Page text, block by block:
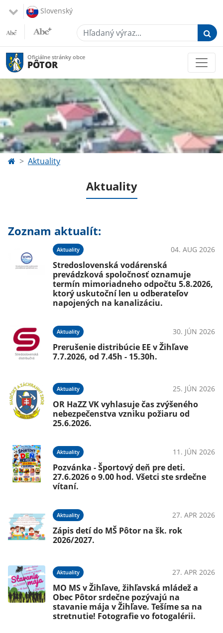
Slovenský
Hľadaný výraz...
Oficiálne stránky obce
PÔTOR
Aktuality
Aktuality
Zoznam aktualít:
Aktuality 04. AUG 2026
Stredoslovenská vodárenská
prevádzková spoločnosť oznamuje
termín mimoriadneho odpočtu 5.8.2026,
ktorý uskutoční len u odberateľov
napojených na kanalizáciu.
Aktuality 30. JÚN 2026
Prerušenie distribúcie EE v Žihľave
7.7.2026, od 7.45h - 15.30h.
Aktuality 25. JÚN 2026
OR HaZZ VK vyhlasuje čas zvýšeného
nebezpečenstva vzniku požiaru od
25.6.2026.
Aktuality 11. JÚN 2026
Pozvánka - Športový deň pre deti.
27.6.2026 o 9.00 hod. Všetci ste srdečne
vítaní.
Aktuality 27. APR 2026
Zápis detí do MŠ Pôtor na šk. rok
2026/2027.
Aktuality 27. APR 2026
MO MS v Žihľave, žihľavská mládež a
Obec Pôtor srdečne pozývajú na
stavanie mája v Žihľave. Tešíme sa na
stretnutie! Fotografie vo fotogalérii.